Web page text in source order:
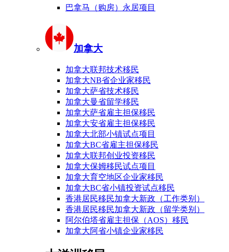
巴拿马（购房）永居项目
加拿大
加拿大联邦技术移民
加拿大NB省企业家移民
加拿大萨省技术移民
加拿大曼省留学移民
加拿大萨省雇主担保移民
加拿大安省雇主担保移民
加拿大北部小镇试点项目
加拿大BC省雇主担保移民
加拿大联邦创业投资移民
加拿大保姆移民试点项目
加拿大育空地区企业家移民
加拿大BC省小镇投资试点移民
香港居民移民加拿大新政（工作类别）
香港居民移民加拿大新政（留学类别）
阿尔伯塔省雇主担保（AOS）移民
加拿大阿省小镇企业家移民